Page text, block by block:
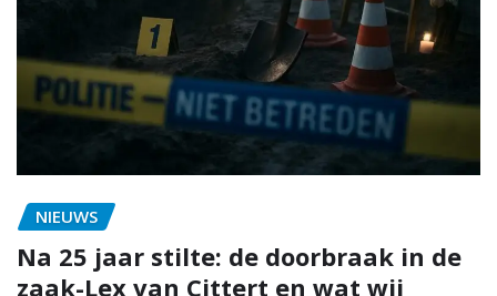
NIEUWS
Na 25 jaar stilte: de doorbraak in de
zaak-Lex van Cittert en wat wij